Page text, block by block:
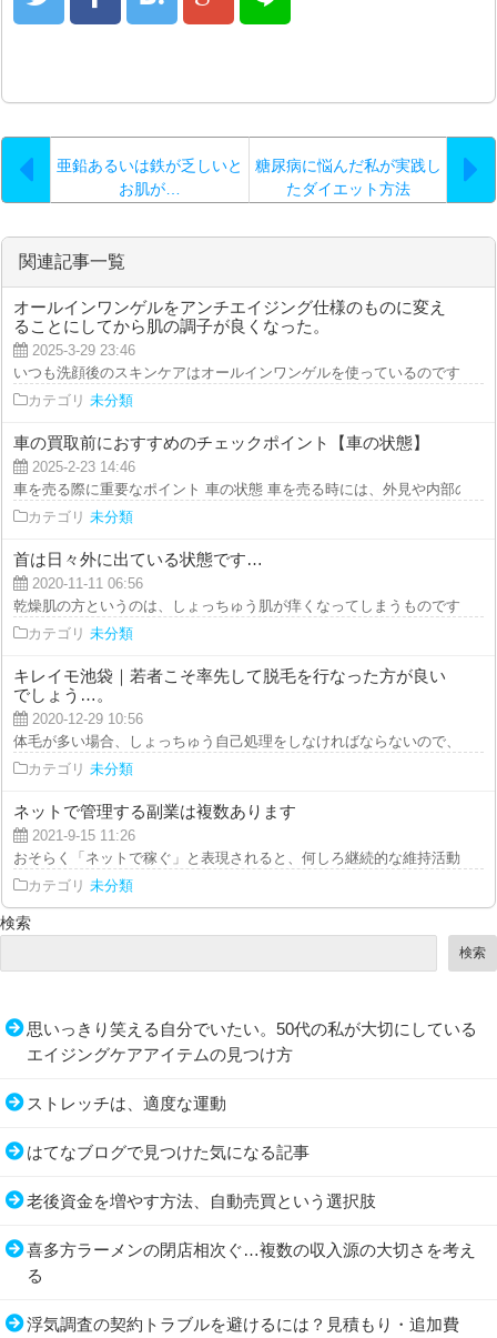
亜鉛あるいは鉄が乏しいと
お肌が…
糖尿病に悩んだ私が実践し
たダイエット方法
関連記事一覧
オールインワンゲルをアンチエイジング仕様のものに変え
ることにしてから肌の調子が良くなった。
2025-3-29 23:46
いつも洗顔後のスキンケアはオールインワンゲルを使っているのですが、
カテゴリ 未分類
車の買取前におすすめのチェックポイント【車の状態】
2025-2-23 14:46
車を売る際に重要なポイント 車の状態 車を売る時には、外見や内部の状
カテゴリ 未分類
首は日々外に出ている状態です…
2020-11-11 06:56
乾燥肌の方というのは、しょっちゅう肌が痒くなってしまうものです。む
カテゴリ 未分類
キレイモ池袋｜若者こそ率先して脱毛を行なった方が良い
でしょう…。
2020-12-29 10:56
体毛が多い場合、しょっちゅう自己処理をしなければならないので、肌荒
カテゴリ 未分類
ネットで管理する副業は複数あります
2021-9-15 11:26
おそらく「ネットで稼ぐ」と表現されると、何しろ継続的な維持活動なし
カテゴリ 未分類
検索
検索
思いっきり笑える自分でいたい。50代の私が大切にしている
エイジングケアアイテムの見つけ方
ストレッチは、適度な運動
はてなブログで見つけた気になる記事
老後資金を増やす方法、自動売買という選択肢
喜多方ラーメンの閉店相次ぐ…複数の収入源の大切さを考え
る
浮気調査の契約トラブルを避けるには？見積もり・追加費